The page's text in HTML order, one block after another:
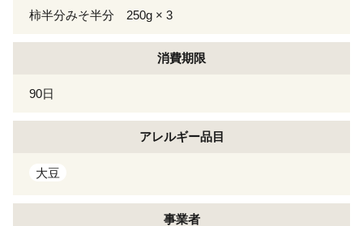
柿半分みそ半分 250g × 3
消費期限
90日
アレルギー品目
大豆
事業者